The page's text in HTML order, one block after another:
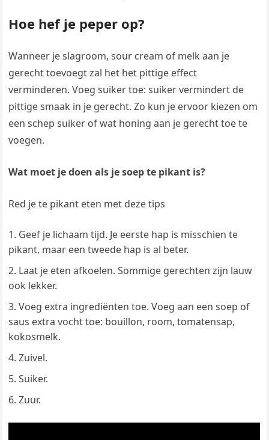
Hoe hef je peper op?
Wanneer je slagroom, sour cream of melk aan je
gerecht toevoegt zal het het pittige effect
verminderen. Voeg suiker toe: suiker vermindert de
pittige smaak in je gerecht. Zo kun je ervoor kiezen om
een schep suiker of wat honing aan je gerecht toe te
voegen.
Wat moet je doen als je soep te pikant is?
Red je te pikant eten met deze tips
Geef je lichaam tijd. Je eerste hap is misschien te
pikant, maar een tweede hap is al beter.
Laat je eten afkoelen. Sommige gerechten zijn lauw
ook lekker.
Voeg extra ingrediënten toe. Voeg aan een soep of
saus extra vocht toe: bouillon, room, tomatensap,
kokosmelk.
Zuivel.
Suiker.
Zuur.